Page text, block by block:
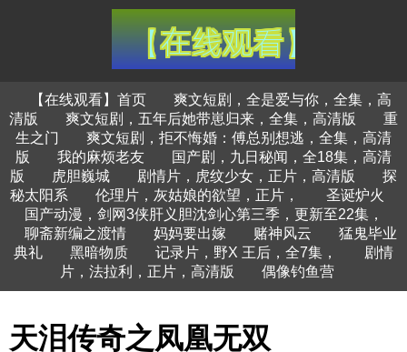
【在线观看】首页
爽文短剧，全是爱与你，全集，高
清版
爽文短剧，五年后她带崽归来，全集，高清版
重
生之门
爽文短剧，拒不悔婚：傅总别想逃，全集，高清
版
我的麻烦老友
国产剧，九日秘闻，全18集，高清
版
虎胆巍城 剧情片，虎纹少女，正片，高清版
探
秘太阳系
伦理片，灰姑娘的欲望，正片，
圣诞炉火
国产动漫，剑网3侠肝义胆沈剑心第三季，更新至22集，
聊斋新编之渡情
妈妈要出嫁 赌神风云
猛鬼毕业
典礼
黑暗物质 记录片，野X 王后，全7集，
剧情
片，法拉利，正片，高清版
偶像钓鱼营
天泪传奇之凤凰无双